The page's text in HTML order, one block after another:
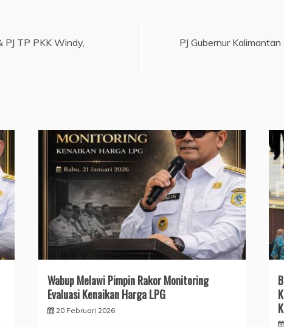
PJ TP PKK Windy,
PJ Gubernur
Wabup Melawi Pimpin Rakor Monitoring
Evaluasi Kenaikan Harga LPG
20 Februari 2026